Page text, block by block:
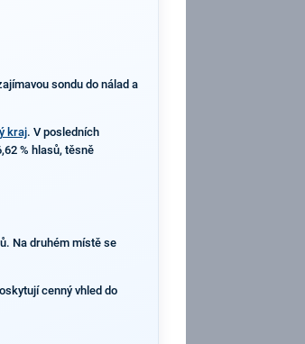
sondu do nálad a
kraj. V posledních
% hlasů, těsně
Na druhém místě se
cenný vhled do